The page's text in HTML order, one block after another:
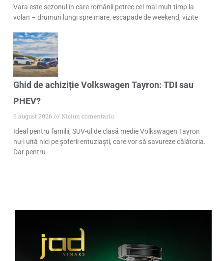
Vara este sezonul în care românii petrec cel mai mult timp la
volan – drumuri lungi spre mare, escapade de weekend, vizite
Ghid de achiziție Volkswagen Tayron: TDI sau
PHEV?
6 august 2026
Niciun comentariu
Ideal pentru familii, SUV-ul de clasă medie Volkswagen Tayron
nu-i uită nici pe șoferii entuziaști, care vor să savureze călătoria.
Dar pentru